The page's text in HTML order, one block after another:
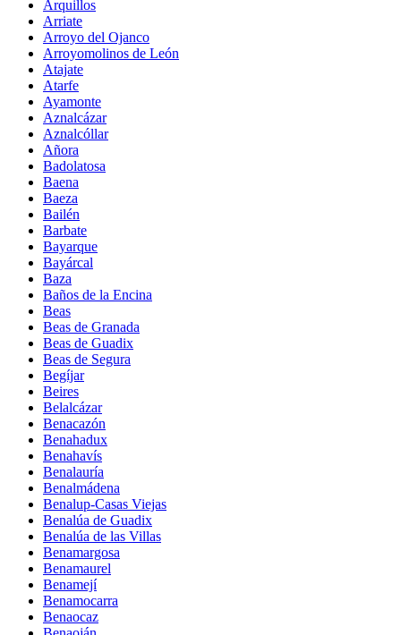
Arquillos
Arriate
Arroyo del Ojanco
Arroyomolinos de León
Atajate
Atarfe
Ayamonte
Aznalcázar
Aznalcóllar
Añora
Badolatosa
Baena
Baeza
Bailén
Barbate
Bayarque
Bayárcal
Baza
Baños de la Encina
Beas
Beas de Granada
Beas de Guadix
Beas de Segura
Begíjar
Beires
Belalcázar
Benacazón
Benahadux
Benahavís
Benalauría
Benalmádena
Benalup-Casas Viejas
Benalúa de Guadix
Benalúa de las Villas
Benamargosa
Benamaurel
Benamejí
Benamocarra
Benaocaz